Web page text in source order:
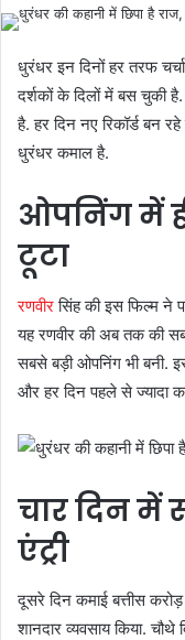
धुरंधर इन दिनों हर तरफ
दर्शकों के दिलों में बस चुकी
है. हर दिन नए रिकॉर्ड बन
धुरंधर कमाल है.
ओपनिंग में
टूटा
रणवीरसिंह की इस फिल्म ने
यह रणवीर की अब तक की
सबसे बड़ी ओपनिंग भी बनी.
और हर दिन पहले से ज्यादा
चार दिन में
एंट्री
दूसरे दिन कमाई बत्तीस
शानदार व्यवसाय किया.